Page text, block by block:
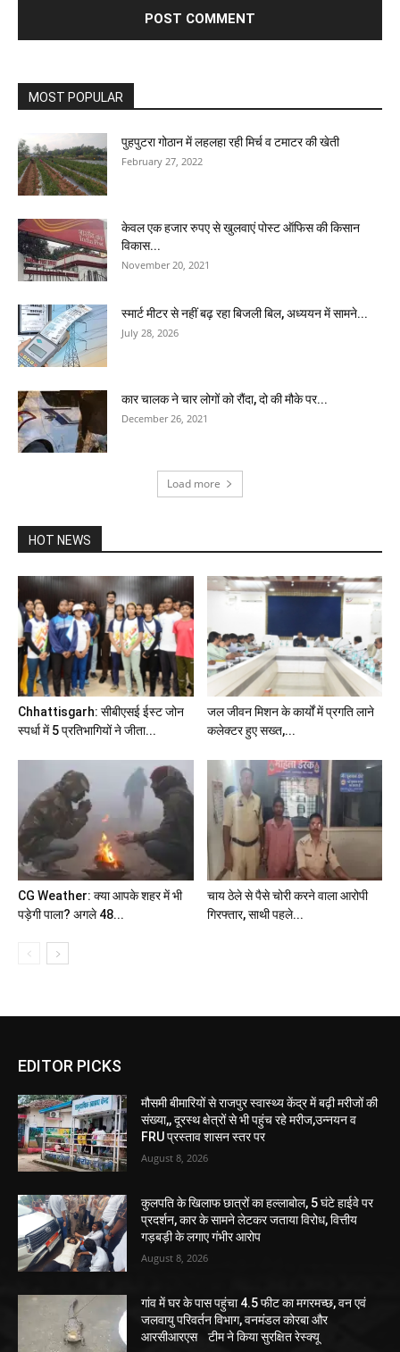
MOST POPULAR
पुहपुटरा गोठान में लहलहा रही मिर्च व टमाटर की खेती
February 27, 2022
केवल एक हजार रुपए से खुलवाएं पोस्ट ऑफिस की किसान
विकास...
November 20, 2021
स्मार्ट मीटर से नहीं बढ़ रहा बिजली बिल, अध्ययन में सामने...
July 28, 2026
कार चालक ने चार लोगों को रौंदा, दो की मौके पर...
December 26, 2021
Load more
HOT NEWS
Chhattisgarh: सीबीएसई ईस्ट जोन
स्पर्धा में 5 प्रतिभागियों ने जीता...
जल जीवन मिशन के कार्यों में प्रगति लाने
कलेक्टर हुए सख्त,...
CG Weather: क्या आपके शहर में भी
पड़ेगी पाला? अगले 48...
चाय ठेले से पैसे चोरी करने वाला आरोपी
गिरफ्तार, साथी पहले...
EDITOR PICKS
मौसमी बीमारियों से राजपुर स्वास्थ्य केंद्र में बढ़ी मरीजों की
संख्या,, दूरस्थ क्षेत्रों से भी पहुंच रहे मरीज,उन्नयन व
FRU प्रस्ताव शासन स्तर पर
August 8, 2026
कुलपति के खिलाफ छात्रों का हल्लाबोल, 5 घंटे हाईवे पर
प्रदर्शन, कार के सामने लेटकर जताया विरोध, वित्तीय
गड़बड़ी के लगाए गंभीर आरोप
August 8, 2026
गांव में घर के पास पहुंचा 4.5 फीट का मगरमच्छ, वन एवं
जलवायु परिवर्तन विभाग, वनमंडल कोरबा और
आरसीआरएस टीम ने किया सुरक्षित रेस्क्यू